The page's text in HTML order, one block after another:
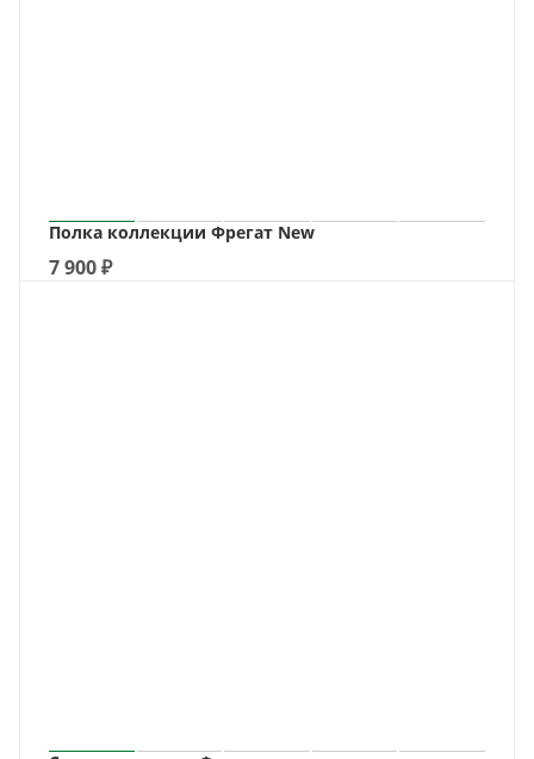
Полка коллекции Фрегат New
7 900₽